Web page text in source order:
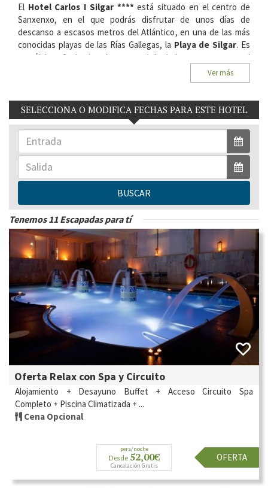
El Hotel Carlos I Silgar ****está situado en el centro de
Sanxenxo, en el que podrás disfrutar de unos días de
descanso a escasos metros del Atlántico, en una de las más
conocidas playas de las Rías Gallegas, la Playa de Silgar. Es
un cálido refugio situado en un privilegiado entorno, entre el
mar y la montaña, donde contrastan los inmensos paisajes de
Situación:C/ Vigo s/n, 36960 Sanxenxo. Rías Baixas,
Pontevedra.
Habitaciones del Hotel:
Ver más
SELECCIONA O MODIFICA FECHAS PARA ESTE HOTEL
BUSCAR
Tenemos 11 Escapadas para tí
Oferta Relax con Spa y Circuito
Alojamiento + Desayuno Buffet + Acceso Circuito Spa
Completo + Piscina Climatizada + ...
Cena Opcional
pers/noche
Desde 52,00€
Cancelación Gratis
OFERTA